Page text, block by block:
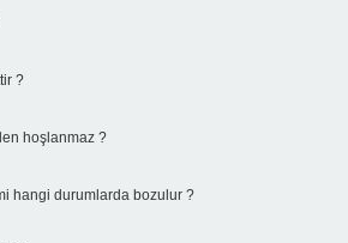
?
hoşlanmaz ?
hangi durumlarda bozulur ?